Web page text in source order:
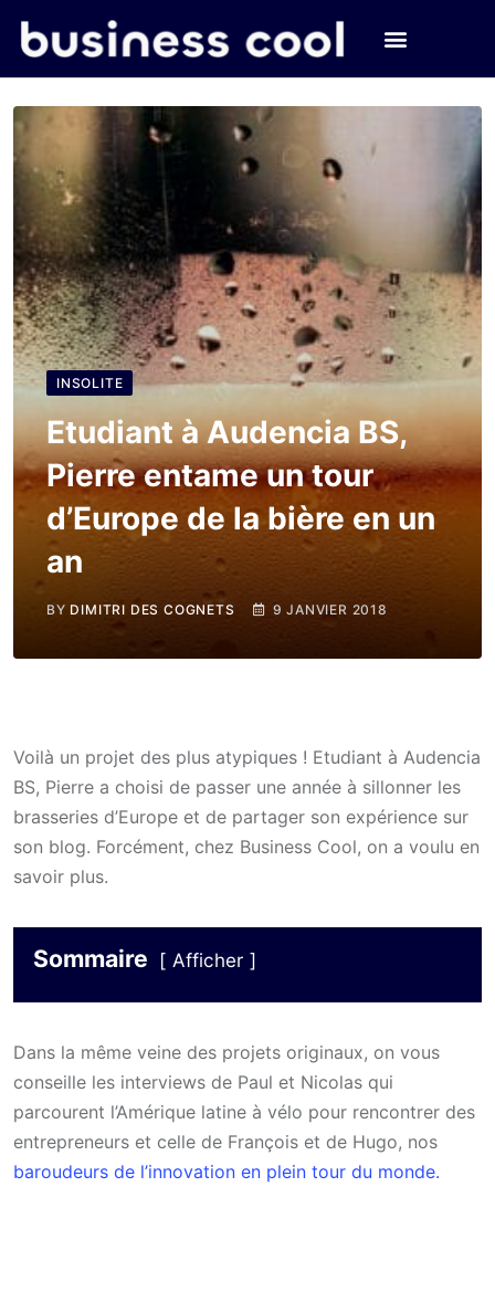
INSOLITE
Etudiant à Audencia BS,
Pierre entame un tour
d’Europe de la bière en un
an
BY DIMITRI DES COGNETS 9 JANVIER 2018
Voilà un projet des plus atypiques ! Etudiant à Audencia
BS, Pierre a choisi de passer une année à sillonner les
brasseries d’Europe et de partager son expérience sur
son blog. Forcément, chez Business Cool, on a voulu en
savoir plus.
Sommaire Afficher
Dans la même veine des projets originaux, on vous
conseille les interviews de Paul et Nicolas qui
parcourent l’Amérique latine à vélo pour rencontrer des
entrepreneurs et celle de François et de Hugo, nos
baroudeurs de l’innovation en plein tour du monde.